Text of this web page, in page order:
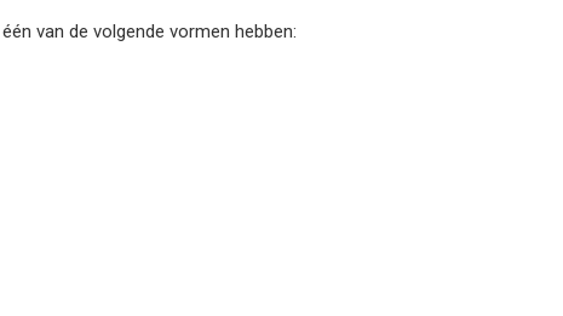
van de volgende vormen hebben: